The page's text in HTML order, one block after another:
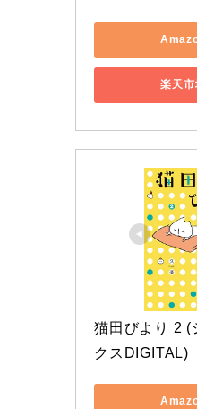
楽天市
猫田びより 2 (
クスDIGITAL)